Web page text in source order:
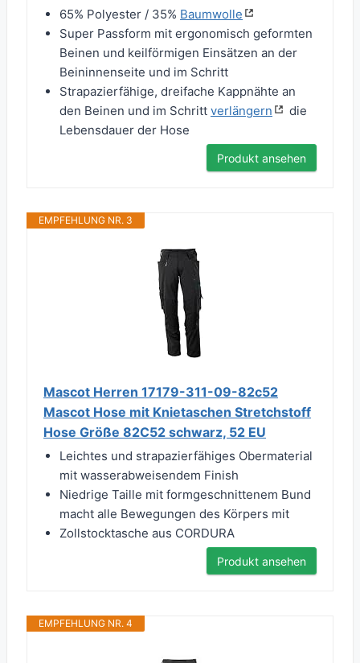
65% Polyester / 35% Baumwolle
Super Passform mit ergonomisch geformten
Beinen und keilförmigen Einsätzen an der
Beininnenseite und im Schritt
Strapazierfähige, dreifache Kappnähte an
den Beinen und im Schritt verlängern
die
Lebensdauer der Hose
Produkt ansehen
EMPFEHLUNG NR. 3
Mascot Herren 17179-311-09-82c52
Mascot Hose mit Knietaschen Stretchstoff
Hose Größe 82C52 schwarz, 52 EU
Leichtes und strapazierfähiges Obermaterial
mit wasserabweisendem Finish
Niedrige Taille mit formgeschnittenem Bund
macht alle Bewegungen des Körpers mit
Zollstocktasche aus CORDURA
Produkt ansehen
EMPFEHLUNG NR. 4